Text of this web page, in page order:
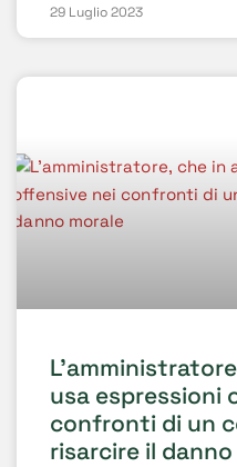
29 Luglio 2023
usa espressioni
confronti di un
risarcire il